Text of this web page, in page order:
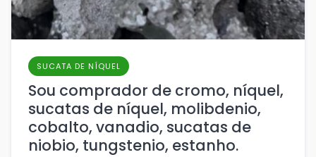
SUCATA DE NÍQUEL
Sou comprador de cromo, níquel,
sucatas de níquel, molibdenio,
cobalto, vanadio, sucatas de
niobio, tungstenio, estanho.